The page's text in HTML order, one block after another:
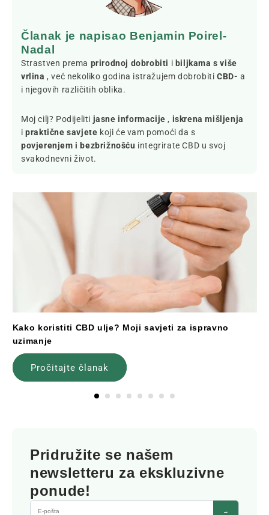
Članak je napisao Benjamin Poirel-
Nadal
Strastven prema prirodnoj dobrobiti i biljkama s više
vrlina , već nekoliko godina istražujem dobrobitiCBD- a
i njegovih različitih oblika.
Moj cilj? Podijeliti jasne informacije , iskrena mišljenja
ipraktične savjete koji će vam pomoći da s
povjerenjem i bezbrižnošću integrirate CBD u svoj
svakodnevni život.
Kako koristiti CBD ulje? Moji savjeti za ispravno
uzimanje
Pročitajte članak
Pridružite se našem
newsletteru za ekskluzivne
ponude!
→